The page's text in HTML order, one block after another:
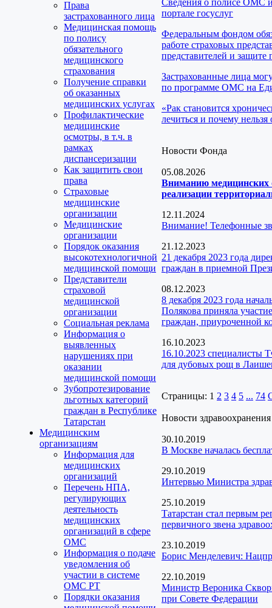
Права
застрахованного лица
Медицинская помощь
по полису
обязательного
медицинского
страхования
Получение справки
об оказанных
медицинских услугах
Профилактические
медицинские
осмотры, в т.ч. в
рамках
диспансеризации
Как защитить свои
права
Страховые
медицинские
организации
Медицинские
организации
Порядок оказания
высокотехнологичной
медицинской помощи
Представители
страховой
медицинской
организации
Социальная реклама
Информация о
выявленных
нарушениях при
оказании
медицинской помощи
Зубопротезирование
льготных категорий
граждан в Республике
Татарстан
Медицинским
организациям
Информация для
медицинских
организаций
Перечень НПА,
регулирующих
деятельность
медицинских
организаций в сфере
ОМС
Информация о подаче
уведомления об
участии в системе
ОМС РТ
Порядки оказания
Сведения о полисе ОМС
портале госуслуг
Федеральным фондом
работе страховых
представителей и защите
Застрахованные лица
по программе ОМС на
«Рак становится
лечиться и почему нельзя
Новости Фонда
05.08.2026
Вниманию медицинских
реализации
12.11.2024
Внимание! Телефонные
21.12.2023
21 декабря 2023 года
граждан в приемной
08.12.2023
8 декабря 2023 года
Полякова приняла
граждан, приуроченной
16.10.2023
16.10.2023 специалисты
для дубовых рощ в
Страницы: 1 2 3 4 5 ... 74
Новости здравоохранения
30.10.2019
В Москве началась
29.10.2019
Интервью Министра
25.10.2019
Татарстан стал первым
первичного звена
23.10.2019
Борис Менделевич:
22.10.2019
Министр Вероника
при Совете Федерации